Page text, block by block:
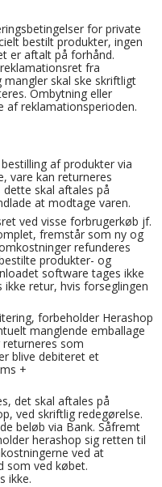
for private
bestilt produkter, ingen
er aftalt på forhånd.
fra
skal ske skriftligt
Ombytning eller
reklamationsperioden.
af produkter via
vare kan returneres
skal aftales på
at modtage varen.
ved visse forbrugerkøb jf.
fremstår som ny og
refunderes
produkter- og
software tages ikke
retur, hvis forseglingen
forbeholder Herashop
manglende emballage
som
blive debiteret et
+
det skal aftales på
ved skriftlig redegørelse.
beløb via Bank. Såfremt
herashop sig retten til
ved at
som ved købet.
ikke.